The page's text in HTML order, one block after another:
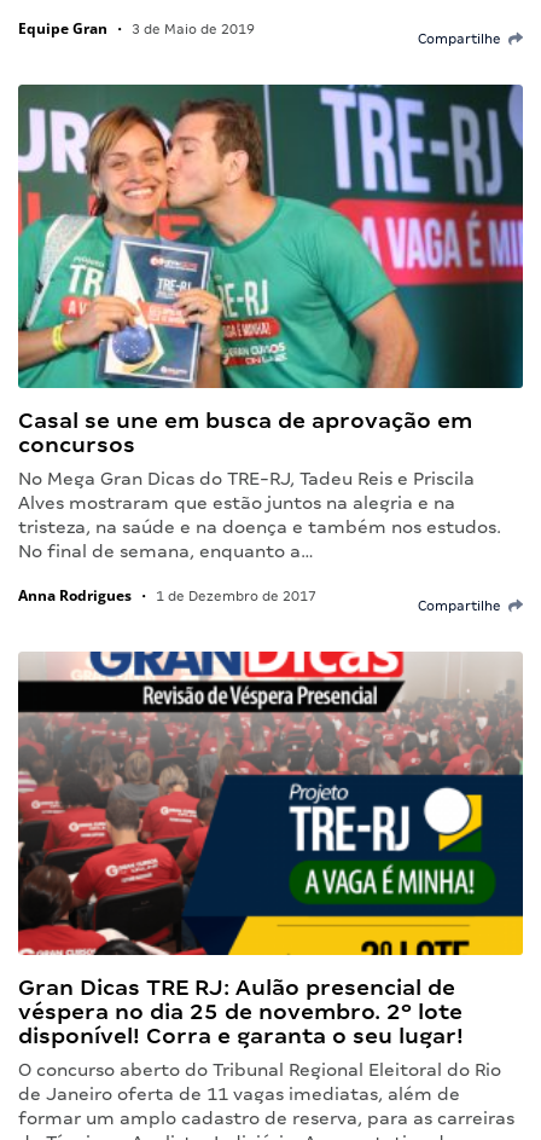
Equipe Gran • 3 de Maio de 2019
Compartilhe
Casal se une em busca de aprovação em
concursos
No Mega Gran Dicas do TRE-RJ, Tadeu Reis e Priscila
Alves mostraram que estão juntos na alegria e na
tristeza, na saúde e na doença e também nos estudos.
No final de semana, enquanto a…
Anna Rodrigues • 1 de Dezembro de 2017
Compartilhe
Gran Dicas TRE RJ: Aulão presencial de
véspera no dia 25 de novembro. 2º lote
disponível! Corra e garanta o seu lugar!
O concurso aberto do Tribunal Regional Eleitoral do Rio
de Janeiro oferta de 11 vagas imediatas, além de
formar um amplo cadastro de reserva, para as carreiras